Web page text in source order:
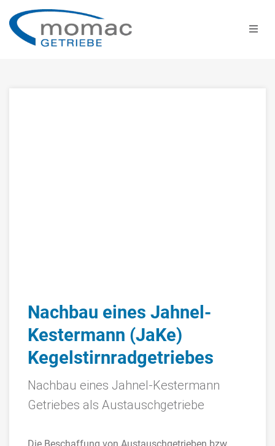
Nachbau eines Jahnel-
Kestermann (JaKe)
Kegelstirnradgetriebes
Nachbau eines Jahnel-Kestermann
Getriebes als Austauschgetriebe